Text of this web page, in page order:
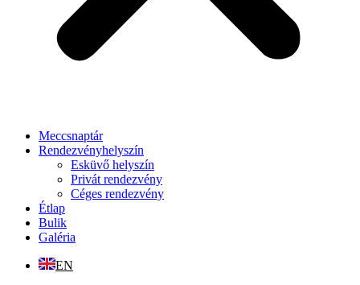
Meccsnaptár
Rendezvényhelyszín
Esküvő helyszín
Privát rendezvény
Céges rendezvény
Étlap
Bulik
Galéria
EN